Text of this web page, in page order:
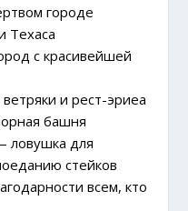
городе
Техаса
с красивейшей
и рест-эриеа
башня
ловушка для
стейков
всем, кто